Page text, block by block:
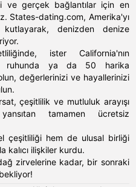
ve gerçek bağlantılar için en
States-dating.com, Amerika'yı
denizden denize
ister California'nın
ruhunda ya da 50 harika
değerlerinizi ve hayallerinizi
çeşitlilik ve mutluluk arayışı
tamamen ücretsiz
çeşitliliği hem de ulusal birliği
kalıcı ilişkiler kurdu.
zirvelerine kadar, bir sonraki